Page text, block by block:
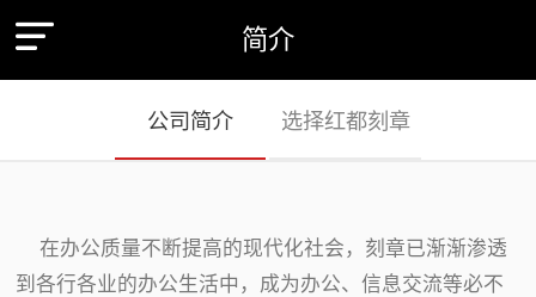
简介
公司简介 选择红都刻章
在办公质量不断提高的现代化社会，刻章已渐渐渗透
到各行各业的办公生活中，成为办公、信息交流等必不